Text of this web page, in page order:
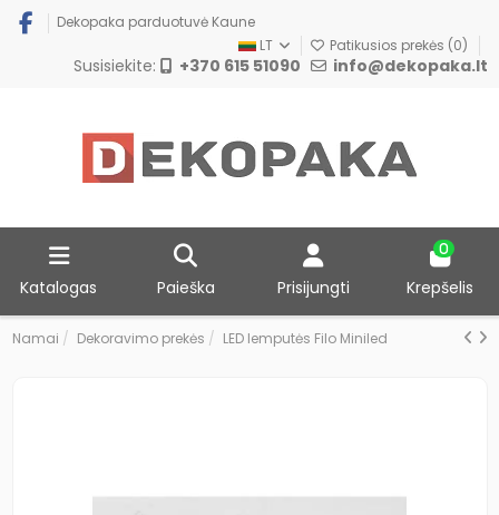
Dekopaka parduotuvė Kaune
LT
Patikusios prekės (0)
Susisiekite: +370 615 51090 info@dekopaka.lt
Katalogas Paieška Prisijungti
0
Krepšelis
Namai Dekoravimo prekės LED lemputės Filo Miniled